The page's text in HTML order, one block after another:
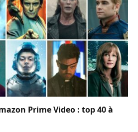
Prime Video : top 40 à